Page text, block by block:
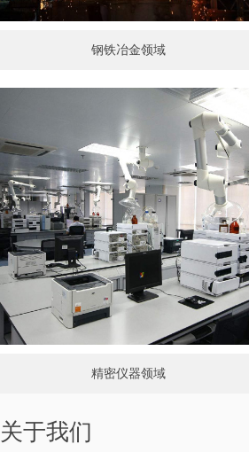
钢铁冶金领域
精密仪器领域
关于我们